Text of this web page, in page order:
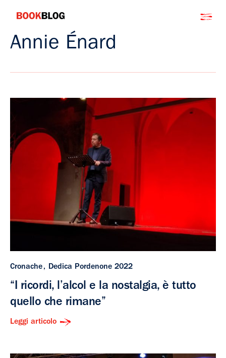
contenuto
Bookblog
Annie Énard
Cronache Dedica Pordenone 2022
“I ricordi, l’alcol e la nostalgia, è tutto
quello che rimane”
Leggi articolo